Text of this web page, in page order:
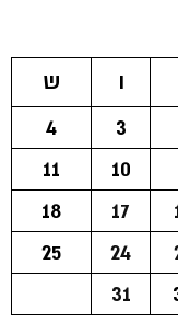
ו
ש
3
4
10
11
17
18
24
25
31